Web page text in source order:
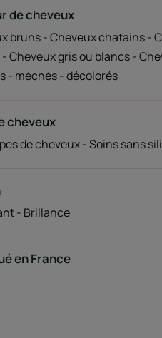
de cheveux
bruns - Cheveux chatains -
Cheveux gris ou blancs -
- méchés - décolorés
cheveux
de cheveux - Soins sans
- Brillance
en France